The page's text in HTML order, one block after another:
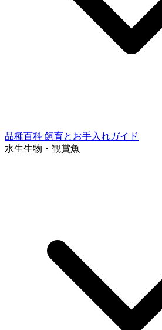
品種百科 飼育とお手入れガイド
水生生物・観賞魚